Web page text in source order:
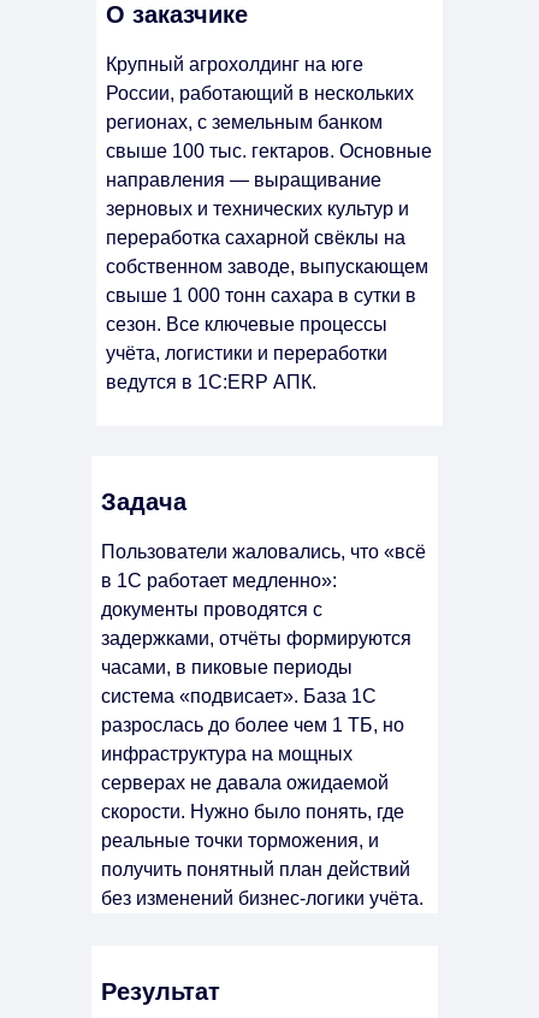
О заказчике
Крупный агрохолдинг на юге
России, работающий в нескольких
регионах, с земельным банком
свыше 100 тыс. гектаров. Основные
направления — выращивание
зерновых и технических культур и
переработка сахарной свёклы на
собственном заводе, выпускающем
свыше 1 000 тонн сахара в сутки в
сезон. Все ключевые процессы
учёта, логистики и переработки
ведутся в 1С:ERP АПК.
Задача
Пользователи жаловались, что «всё
в 1С работает медленно»:
документы проводятся с
задержками, отчёты формируются
часами, в пиковые периоды
система «подвисает». База 1С
разрослась до более чем 1 ТБ, но
инфраструктура на мощных
серверах не давала ожидаемой
скорости. Нужно было понять, где
реальные точки торможения, и
получить понятный план действий
без изменений бизнес-логики учёта.
Результат